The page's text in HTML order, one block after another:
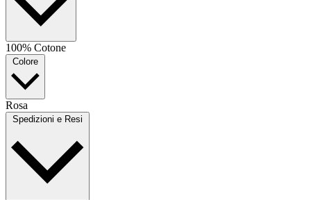
100% Cotone
Colore
Rosa
Spedizioni e Resi